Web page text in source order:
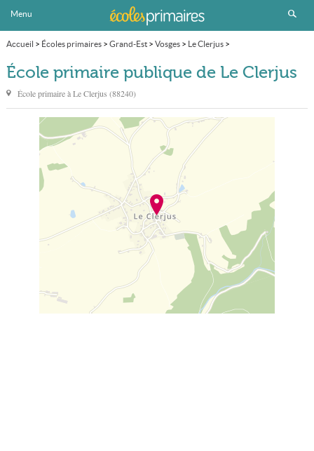
Menu
Accueil > Écoles primaires> Grand-Est> Vosges> Le Clerjus>
École primaire publique
École primaire publique de Le Clerjus
École primaire àLe Clerjus (88240)